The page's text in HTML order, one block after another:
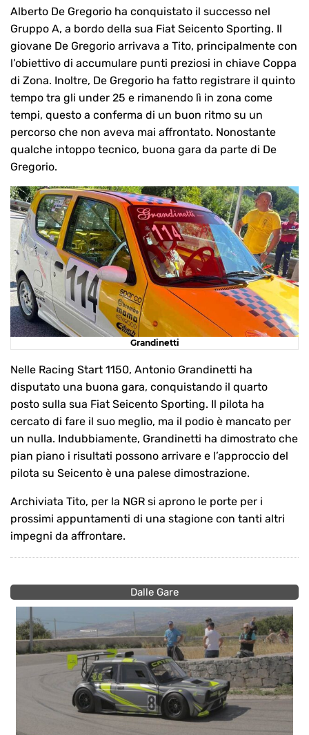
Alberto De Gregorio ha conquistato il successo nel
Gruppo A, a bordo della sua Fiat Seicento Sporting. Il
giovane De Gregorio arrivava a Tito, principalmente con
l’obiettivo di accumulare punti preziosi in chiave Coppa
di Zona. Inoltre, De Gregorio ha fatto registrare il quinto
tempo tra gli under 25 e rimanendo lì in zona come
tempi, questo a conferma di un buon ritmo su un
percorso che non aveva mai affrontato. Nonostante
qualche intoppo tecnico, buona gara da parte di De
Gregorio.
Grandinetti
Nelle Racing Start 1150, Antonio Grandinetti ha
disputato una buona gara, conquistando il quarto
posto sulla sua Fiat Seicento Sporting. Il pilota ha
cercato di fare il suo meglio, ma il podio è mancato per
un nulla. Indubbiamente, Grandinetti ha dimostrato che
pian piano i risultati possono arrivare e l’approccio del
pilota su Seicento è una palese dimostrazione.
Archiviata Tito, per la NGR si aprono le porte per i
prossimi appuntamenti di una stagione con tanti altri
impegni da affrontare.
Dalle Gare